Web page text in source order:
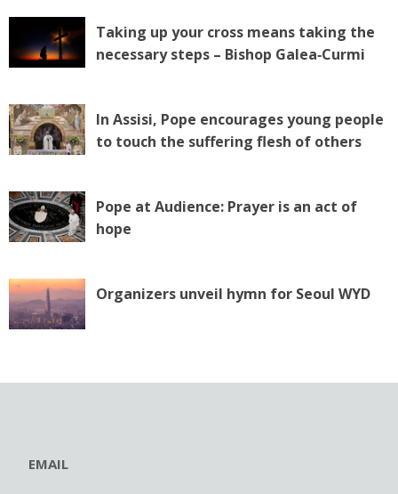
Taking up your cross means taking the
necessary steps – Bishop Galea‑Curmi
In Assisi, Pope encourages young people
to touch the suffering flesh of others
Pope at Audience: Prayer is an act of
hope
Organizers unveil hymn for Seoul WYD
EMAIL